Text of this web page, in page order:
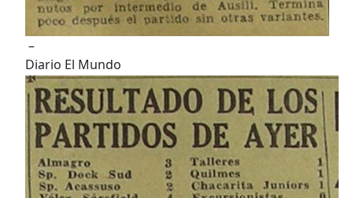
–
Diario El Mundo